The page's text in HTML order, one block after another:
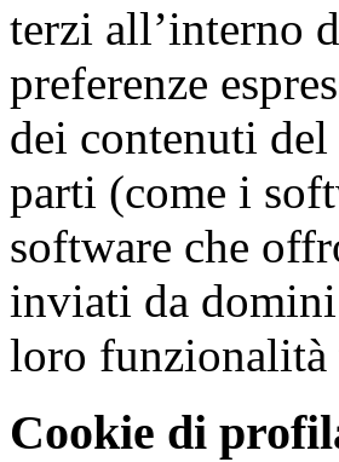
terzi all’interno
preferenze
dei contenuti
parti (come i
software che
inviati da
loro funzionalità
Cookie di